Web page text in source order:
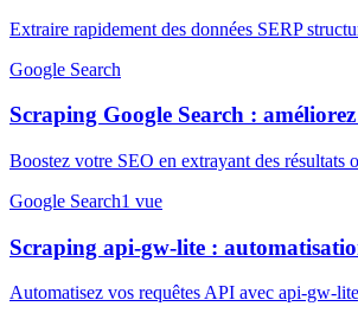
Extraire rapidement des données SERP
Google Search
Scraping Google Search :
Boostez votre SEO en extrayant des résultats
Google Search1 vue
Scraping api-gw-lite :
Automatisez vos requêtes API avec api-gw-